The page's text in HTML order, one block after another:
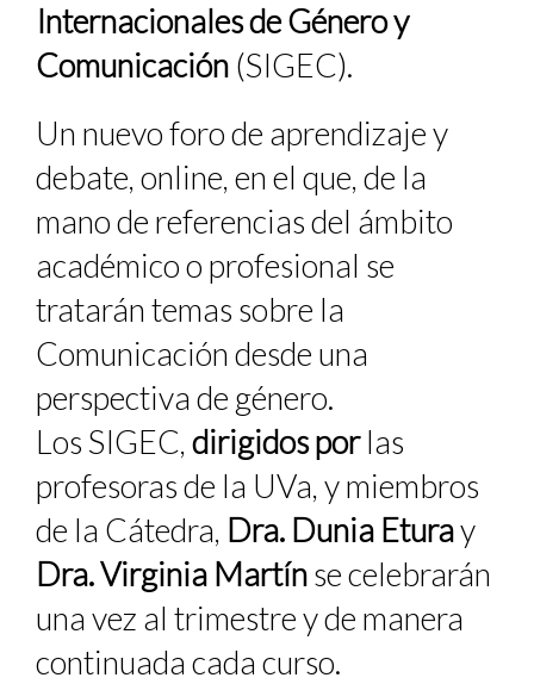
Internacionales de Género y
Comunicación (SIGEC).
Un nuevo foro de aprendizaje y
debate, online, en el que, de la
mano de referencias del ámbito
académico o profesional se
tratarán temas sobre la
Comunicación desde una
perspectiva de género.
Los SIGEC, dirigidos porlas
profesoras de la UVa, y miembros
de la Cátedra, Dra. Dunia Eturay
Dra. Virginia Martínse celebrarán
una vez al trimestre y de manera
continuada cada curso.